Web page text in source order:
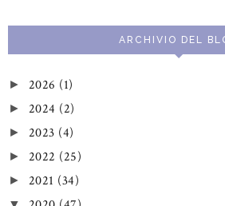
ARCHIVIO DEL
► 2026 (1)
► 2024 (2)
► 2023 (4)
► 2022 (25)
► 2021 (34)